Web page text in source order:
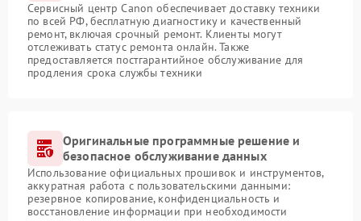
Сервисный центр Canon обеспечивает доставку техники
по всей РФ, бесплатную диагностику и качественный
ремонт, включая срочный ремонт. Клиенты могут
отслеживать статус ремонта онлайн. Также
предоставляется постгарантийное обслуживание для
продления срока службы техники
Оригинальные программные решение и
безопасное обслуживание данных
Использование официальных прошивок и инструментов,
аккуратная работа с пользовательскими данными:
резервное копирование, конфиденциальность и
восстановление информации при необходимости